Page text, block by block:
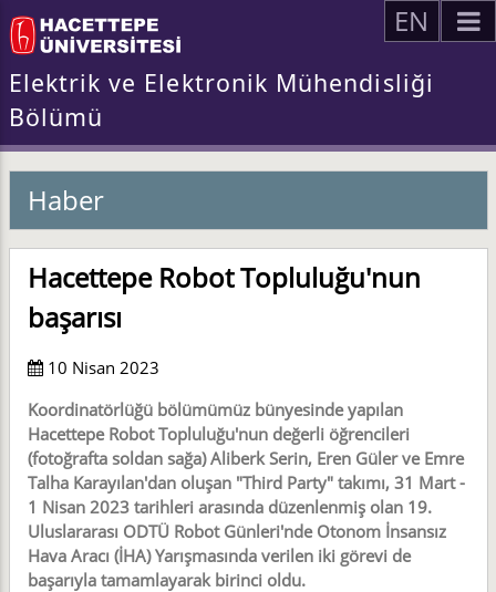
EN
Elektrik ve Elektronik Mühendisliği
Bölümü
Haber
Hacettepe Robot Topluluğu'nun
başarısı
10 Nisan 2023
Koordinatörlüğü bölümümüz bünyesinde yapılan
Hacettepe Robot Topluluğu'nun değerli öğrencileri
(fotoğrafta soldan sağa) Aliberk Serin, Eren Güler ve Emre
Talha Karayılan'dan oluşan "Third Party" takımı, 31 Mart -
1 Nisan 2023 tarihleri arasında düzenlenmiş olan 19.
Uluslararası ODTÜ Robot Günleri'nde Otonom İnsansız
Hava Aracı (İHA) Yarışmasında verilen iki görevi de
başarıyla tamamlayarak birinci oldu.